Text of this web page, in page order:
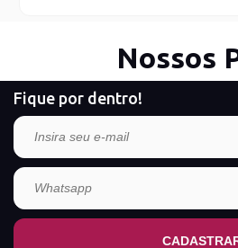
amarela e muito mais.Nossos
Fique por dentro!